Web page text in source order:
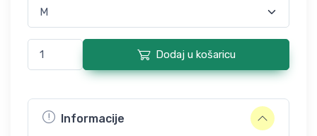
Dodaj u košaricu
Informacije